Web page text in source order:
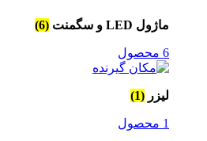
ماژول LED و سگمنت (6)
6 محصول
لیزر (1)
1 محصول